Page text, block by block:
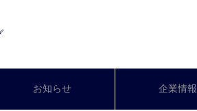
お知らせ 企業情報